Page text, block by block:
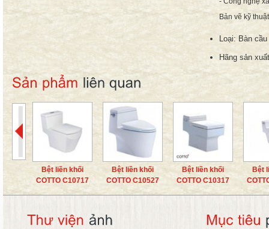
Bản vẽ kỹ
Loại: Bàn
Hãng sản
Bệt liền khối
COTTO C10717
Bệt liền khối
COTTO C10527
Bệt liền khối
COTTO C10317
Bệt